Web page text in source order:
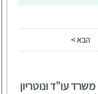
הבא >
עו"ד ונוטריון